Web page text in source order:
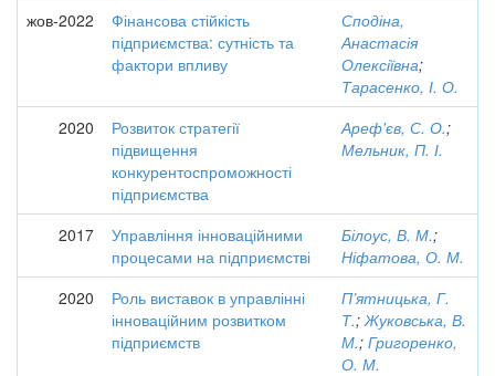
жов-2022
Фінансова стійкість
підприємства: сутність та
фактори впливу
Сподіна,
Анастасія
Олексіївна;
Тарасенко, І. О.
2020
Розвиток стратегії
підвищення
конкурентоспроможності
підприємства
Ареф'єв, С. О.;
Мельник, П. І.
2017
Управління інноваційними
процесами на підприємстві
Білоус, В. М.;
Ніфатова, О. М.
2020
Роль виставок в управлінні
інноваційним розвитком
підприємств
П’ятницька, Г.
Т.;Жуковська, В.
М.; Григоренко,
О. М.